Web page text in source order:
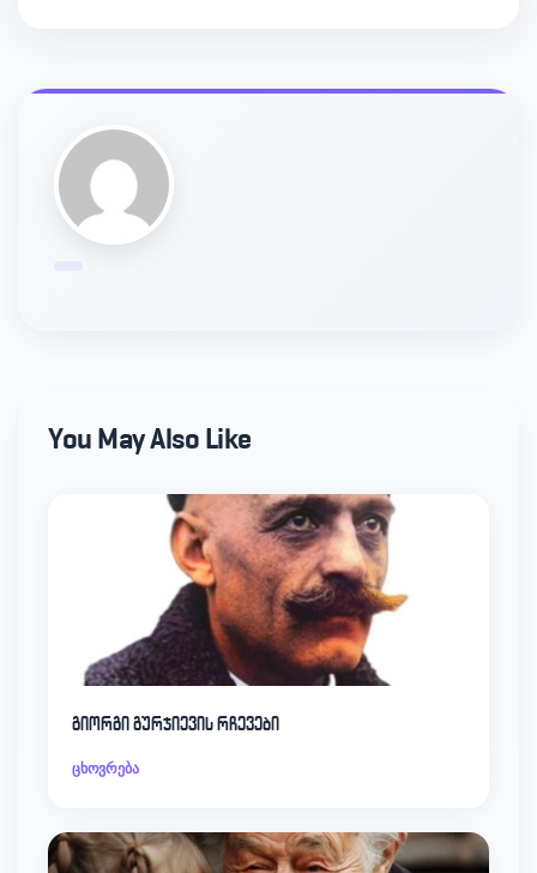
You May Also Like
გიორგი გურჯიევის რჩევები
ცხოვრება